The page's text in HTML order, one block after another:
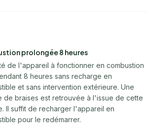
prolongée 8 heures
de l'appareil à fonctionner en combustion
8 heures sans recharge en
et sans intervention extérieure. Une
de braises est retrouvée à l'issue de cette
Il suffit de recharger l'appareil en
pour le redémarrer.